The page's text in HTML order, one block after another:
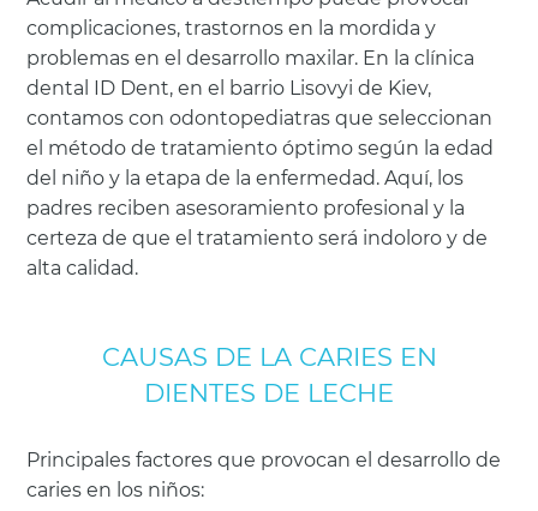
complicaciones, trastornos en la mordida y
problemas en el desarrollo maxilar. En la clínica
dental ID Dent, en el barrio Lisovyi de Kiev,
contamos con odontopediatras que seleccionan
el método de tratamiento óptimo según la edad
del niño y la etapa de la enfermedad. Aquí, los
padres reciben asesoramiento profesional y la
certeza de que el tratamiento será indoloro y de
alta calidad.
CAUSAS DE LA CARIES EN
DIENTES DE LECHE
Principales factores que provocan el desarrollo de
caries en los niños: